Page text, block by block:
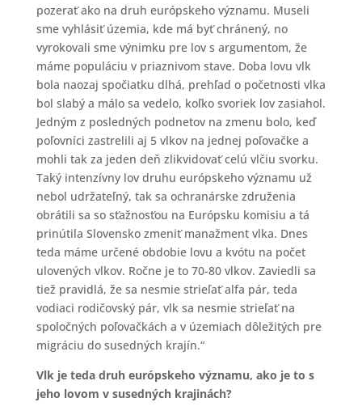
pozerať ako na druh európskeho významu. Museli
sme vyhlásiť územia, kde má byť chránený, no
vyrokovali sme výnimku pre lov s argumentom, že
máme populáciu v priaznivom stave. Doba lovu vlk
bola naozaj spočiatku dlhá, prehľad o početnosti vlka
bol slabý a málo sa vedelo, koľko svoriek lov zasiahol.
Jedným z posledných podnetov na zmenu bolo, keď
poľovníci zastrelili aj 5 vlkov na jednej poľovačke a
mohli tak za jeden deň zlikvidovať celú vlčiu svorku.
Taký intenzívny lov druhu európskeho významu už
nebol udržateľný, tak sa ochranárske združenia
obrátili sa so sťažnosťou na Európsku komisiu a tá
prinútila Slovensko zmeniť manažment vlka. Dnes
teda máme určené obdobie lovu a kvótu na počet
ulovených vlkov. Ročne je to 70-80 vlkov. Zaviedli sa
tiež pravidlá, že sa nesmie strieľať alfa pár, teda
vodiaci rodičovský pár, vlk sa nesmie strieľať na
spoločných poľovačkách a v územiach dôležitých pre
migráciu do susedných krajín.“
Vlk je teda druh európskeho významu, ako je to s
jeho lovom v susedných krajinách?